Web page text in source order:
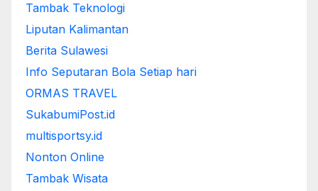
Tambak Teknologi
Liputan Kalimantan
Berita Sulawesi
Info Seputaran Bola Setiap hari
ORMAS TRAVEL
SukabumiPost.id
multisportsy.id
Nonton Online
Tambak Wisata